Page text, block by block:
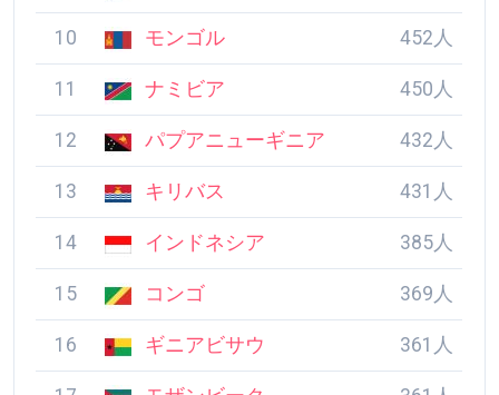
11 ナミビア 450人
12 パプアニューギニア 432人
13 キリバス 431人
14 インドネシア 385人
15 コンゴ 369人
16 ギニアビサウ 361人
17 モザンビーク 361人
18 アンゴラ 333人